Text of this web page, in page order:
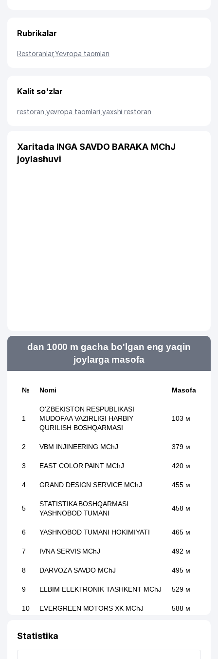
Rubrikalar
Restoranlar,Yevropa taomlari
Kalit so'zlar
restoran yevropa taomlari yaxshi restoran
Xaritada INGA SAVDO BARAKA MChJ
joylashuvi
dan 1000 m gacha bo'lgan eng yaqin
joylarga masofa
№ Nomi Masofa
1
O'ZBEKISTON RESPUBLIKASI
MUDOFAA VAZIRLIGI HARBIY
QURILISH BOSHQARMASI
103 м
2 VBM INJINEERING MChJ 379 м
3 EAST COLOR PAINT MChJ 420 м
4 GRAND DESIGN SERVICE MChJ 455 м
5
STATISTIKA BOSHQARMASI
YASHNOBOD TUMANI
458 м
6 YASHNOBOD TUMANI HOKIMIYATI 465 м
7 IVNA SERVIS MChJ 492 м
8 DARVOZA SAVDO MChJ 495 м
9 ELBIM ELEKTRONIK TASHKENT MChJ 529 м
10 EVERGREEN MOTORS XK MChJ 588 м
12 751 м
Statistika